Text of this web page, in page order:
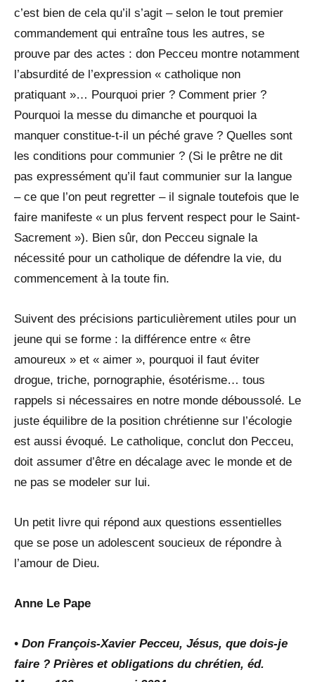
c’est bien de cela qu’il s’agit – selon le tout premier
commandement qui entraîne tous les autres, se
prouve par des actes : don Pecceu montre notamment
l’absurdité de l’expression « catholique non
pratiquant »… Pourquoi prier ? Comment prier ?
Pourquoi la messe du dimanche et pourquoi la
manquer constitue-t-il un péché grave ? Quelles sont
les conditions pour communier ? (Si le prêtre ne dit
pas expressément qu’il faut communier sur la langue
– ce que l’on peut regretter – il signale toutefois que le
faire manifeste « un plus fervent respect pour le Saint-
Sacrement »). Bien sûr, don Pecceu signale la
nécessité pour un catholique de défendre la vie, du
commencement à la toute fin.
Suivent des précisions particulièrement utiles pour un
jeune qui se forme : la différence entre « être
amoureux » et « aimer », pourquoi il faut éviter
drogue, triche, pornographie, ésotérisme… tous
rappels si nécessaires en notre monde déboussolé. Le
juste équilibre de la position chrétienne sur l’écologie
est aussi évoqué. Le catholique, conclut don Pecceu,
doit assumer d’être en décalage avec le monde et de
ne pas se modeler sur lui.
Un petit livre qui répond aux questions essentielles
que se pose un adolescent soucieux de répondre à
l’amour de Dieu.
Anne Le Pape
• Don François-Xavier Pecceu, Jésus, que dois-je
faire ? Prières et obligations du chrétien, éd.